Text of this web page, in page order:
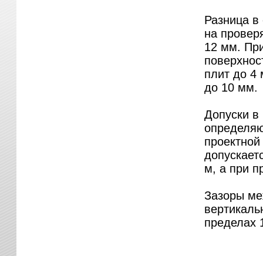
Разница в
на
12 мм.
плит до 4
до 10 мм.
Допуски
м, а при
Зазоры
пределах